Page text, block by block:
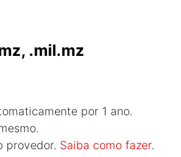
.mil.mz
por 1 ano.
provedor. Saiba como fazer.